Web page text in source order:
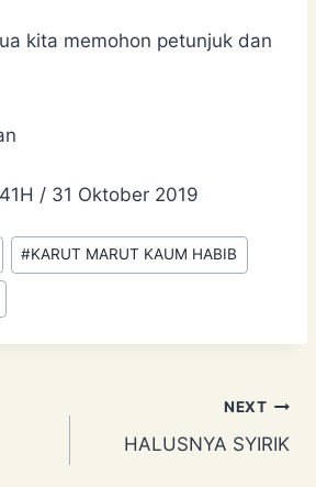
kita memohon petunjuk dan
/ 31 Oktober 2019
#KARUT MARUT KAUM HABIB
NEXT
HALUSNYA SYIRIK